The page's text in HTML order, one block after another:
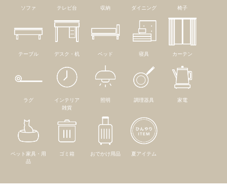
ソファ テレビ台 収納 ダイニング 椅子
テーブル デスク・机 ベッド 寝具 カーテン
ラグ
インテリア
雑貨
照明 調理器具 家電
ペット家具・用
品
ゴミ箱 おでかけ用品 夏アイテム